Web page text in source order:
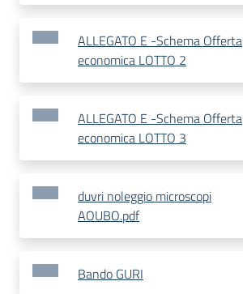
ALLEGATO E -Schema Offerta
economica LOTTO 2
ALLEGATO E -Schema Offerta
economica LOTTO 3
duvri noleggio microscopi
AOUBO.pdf
Bando GURI